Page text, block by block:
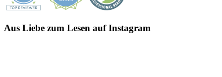
Aus Liebe zum Lesen auf Instagram